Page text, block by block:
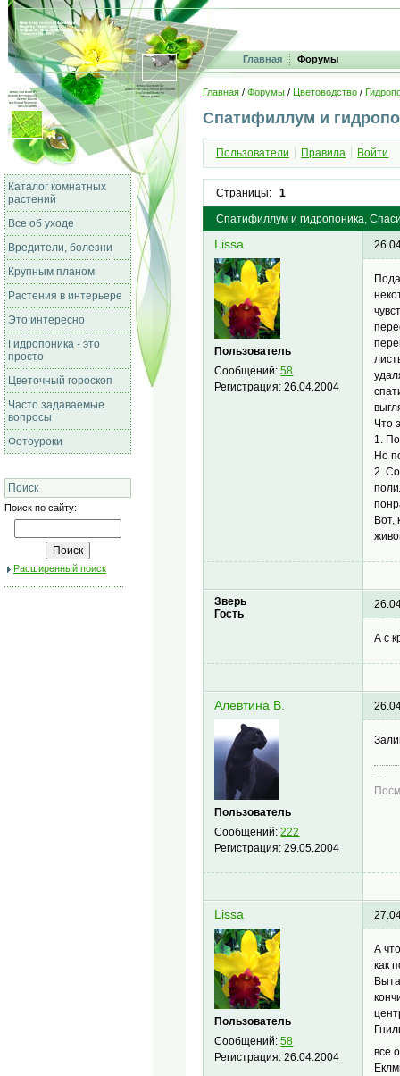
Главная Форумы
Каталог комнатных
растений
Все об уходе
Вредители, болезни
Крупным планом
Растения в интерьере
Это интересно
Гидропоника - это
просто
Цветочный гороскоп
Часто задаваемые
вопросы
Фотоуроки
Поиск
Поиск по сайту:
Расширенный поиск
Главная / Форумы / Цветоводство /
Спатифиллум и
Пользователи Правила Войти
Страницы: 1
Спатифиллум и гидропоника,
Lissa
Пользователь
Сообщений:58
Регистрация:26.04.2004
Что
1.
Но
2.
Вот,
Зверь
Гость
А с
Алевтина В.
Пользователь
Сообщений:222
Регистрация:29.05.2004
---
Lissa
Пользователь
Сообщений:58
Регистрация:26.04.2004
А
как
все